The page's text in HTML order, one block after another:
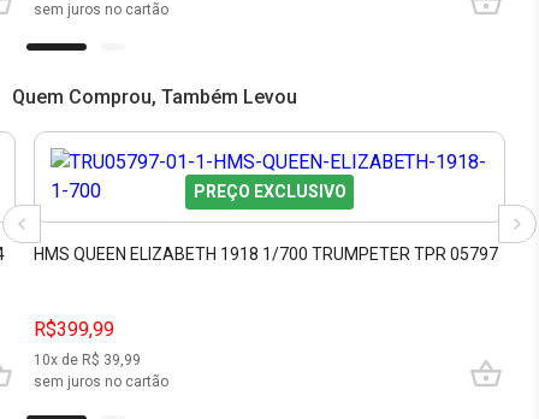
sem juros no cartão
Quem Comprou, Também Levou
PREÇO EXCLUSIVO
HMS QUEEN ELIZABETH 1918 1/700 TRUMPETER TPR 05797
R$399,99
10x de R$ 39,99
sem juros no cartão